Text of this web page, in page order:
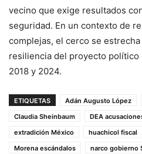
vecino que exige resultados
seguridad. En un contexto de
complejas, el cerco se
resiliencia del proyecto
2018 y 2024.
ETIQUETAS Adán Augusto López
Claudia Sheinbaum
DEA
extradición México
huachicol fiscal
Morena escándalos
narco gobierno